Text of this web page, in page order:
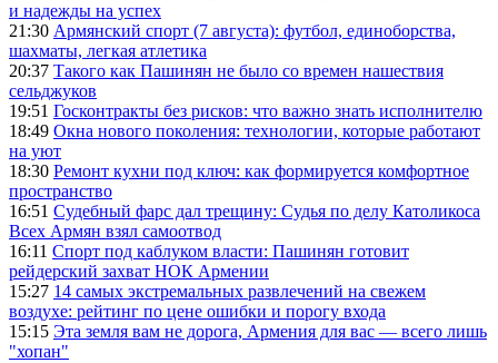
и надежды на успех
21:30 Армянский спорт (7 августа): футбол, единоборства,
шахматы, легкая атлетика
20:37 Такого как Пашинян не было со времен нашествия
сельджуков
19:51 Госконтракты без рисков: что важно знать исполнителю
18:49 Окна нового поколения: технологии, которые работают
на уют
18:30 Ремонт кухни под ключ: как формируется комфортное
пространство
16:51 Судебный фарс дал трещину: Судья по делу Католикоса
Всех Армян взял самоотвод
16:11 Спорт под каблуком власти: Пашинян готовит
рейдерский захват НОК Армении
15:27 14 самых экстремальных развлечений на свежем
воздухе: рейтинг по цене ошибки и порогу входа
15:15 Эта земля вам не дорога, Армения для вас — всего лишь
"хопан"